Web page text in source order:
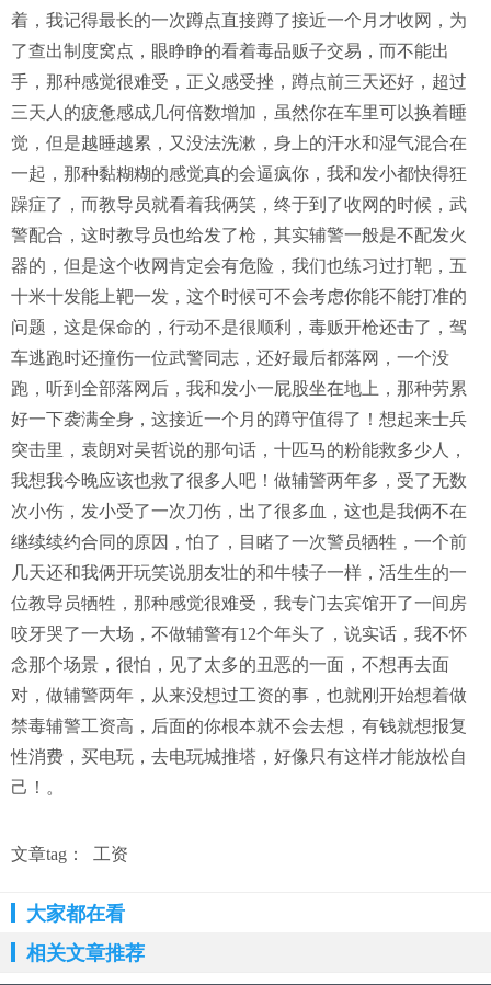
着，我记得最长的一次蹲点直接蹲了接近一个月才收网，为
了查出制度窝点，眼睁睁的看着毒品贩子交易，而不能出
手，那种感觉很难受，正义感受挫，蹲点前三天还好，超过
三天人的疲惫感成几何倍数增加，虽然你在车里可以换着睡
觉，但是越睡越累，又没法洗漱，身上的汗水和湿气混合在
一起，那种黏糊糊的感觉真的会逼疯你，我和发小都快得狂
躁症了，而教导员就看着我俩笑，终于到了收网的时候，武
警配合，这时教导员也给发了枪，其实辅警一般是不配发火
器的，但是这个收网肯定会有危险，我们也练习过打靶，五
十米十发能上靶一发，这个时候可不会考虑你能不能打准的
问题，这是保命的，行动不是很顺利，毒贩开枪还击了，驾
车逃跑时还撞伤一位武警同志，还好最后都落网，一个没
跑，听到全部落网后，我和发小一屁股坐在地上，那种劳累
好一下袭满全身，这接近一个月的蹲守值得了！想起来士兵
突击里，袁朗对吴哲说的那句话，十匹马的粉能救多少人，
我想我今晚应该也救了很多人吧！做辅警两年多，受了无数
次小伤，发小受了一次刀伤，出了很多血，这也是我俩不在
继续续约合同的原因，怕了，目睹了一次警员牺牲，一个前
几天还和我俩开玩笑说朋友壮的和牛犊子一样，活生生的一
位教导员牺牲，那种感觉很难受，我专门去宾馆开了一间房
咬牙哭了一大场，不做辅警有12个年头了，说实话，我不怀
念那个场景，很怕，见了太多的丑恶的一面，不想再去面
对，做辅警两年，从来没想过工资的事，也就刚开始想着做
禁毒辅警工资高，后面的你根本就不会去想，有钱就想报复
性消费，买电玩，去电玩城推塔，好像只有这样才能放松自
己！。
文章tag： 工资
大家都在看
相关文章推荐